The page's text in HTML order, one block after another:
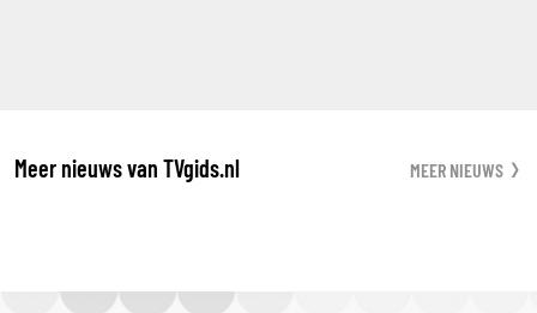
Meer nieuws van TVgids.nl MEER NIEUWS